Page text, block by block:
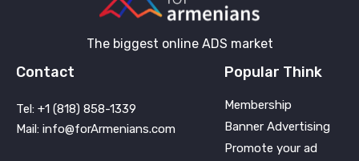
The biggest online ADS market
Contact
Tel: +1 (818) 858-1339
Mail: info@forArmenians.com
Popular Think
Membership
Banner Advertising
Promote your ad